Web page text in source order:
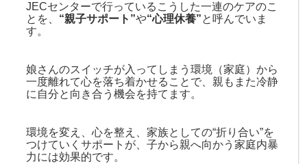
JECセンターで行っているこうした一連のケアのこ
とを、 “親子サポート”や“心理休養”と呼んでいま
す。
娘さんのスイッチが入ってしまう環境（家庭）から
一度離れて心を落ち着かせることで、親もまた冷静
に自分と向き合う機会を持てます。
環境を変え、心を整え、家族としての“折り合い”を
つけていくサポートが、子から親へ向かう家庭内暴
力には効果的です。